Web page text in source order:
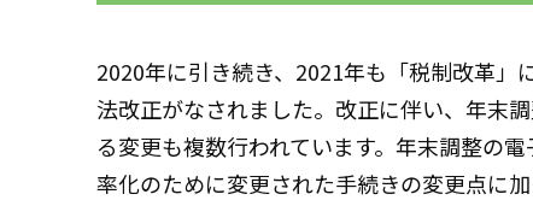
2020年に引き続き、2021年も「税制改革」
法改正がなされました。改正に伴い、年末
る変更も複数行われています。年末調整の
率化のために変更された手続きの変更点に